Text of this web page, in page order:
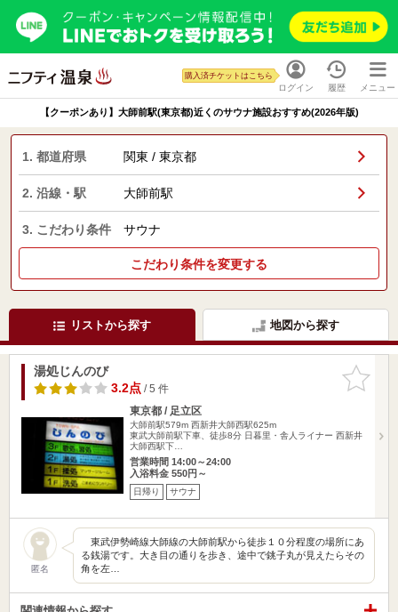
ログイン
購入済チケットはこちら
履歴 メニュー
【クーポンあり】大師前駅(東京都)近くのサウナ施設おすすめ(2026年版)
1. 都道府県 関東 / 東京都
2. 沿線・駅 大師前駅
3. こだわり条件 サウナ
こだわり条件を変更する
リストから探す 地図から探す
お気に入
りに追加
湯処じんのび
3.2点/ 5 件
東京都 / 足立区
大師前駅579m 西新井大師西駅625m
東武大師前駅下車、徒歩8分 日暮里・舎人ライナー 西新井
大師西駅下…
営業時間 14:00～24:00
入浴料金 550円～
日帰り サウナ
匿名
東武伊勢崎線大師線の大師前駅から徒歩１０分程度の場所にあ
る銭湯です。大き目の通りを歩き、途中で銚子丸が見えたらその
角を左…